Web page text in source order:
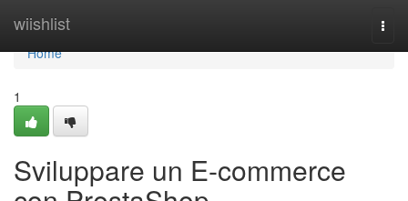
wiishlist
Home
Home
1
Sviluppare un E-commerce